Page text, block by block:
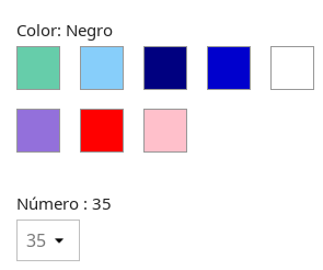
Color: Negro
Claro
Número : 35